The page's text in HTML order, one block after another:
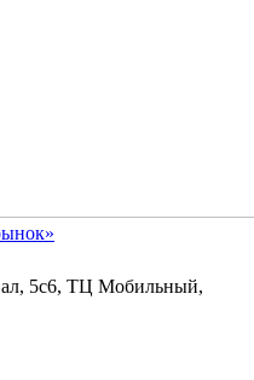
5с6, ТЦ Мобильный,